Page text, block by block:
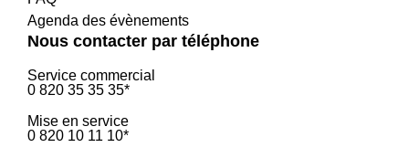
Agenda des évènements
Nous contacter par téléphone
Service commercial
0 820 35 35 35*
Mise en service
0 820 10 11 10*